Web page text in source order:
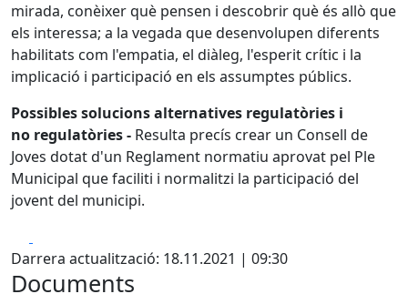
mirada, conèixer què pensen i descobrir què és allò que
els interessa; a la vegada que desenvolupen diferents
habilitats com l'empatia, el diàleg, l'esperit crític i la
implicació i participació en els assumptes públics.
Possibles solucions alternatives regulatòries i
no regulatòries - Resulta precís crear un Consell de
Joves dotat d'un Reglament normatiu aprovat pel Ple
Municipal que faciliti i normalitzi la participació del
jovent del municipi.
Darrera actualització: 18.11.2021 | 09:30
Documents